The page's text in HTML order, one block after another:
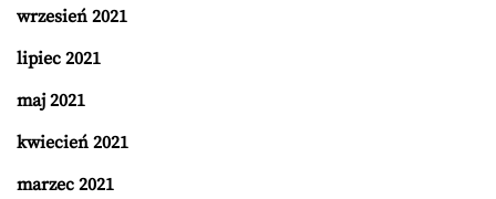
wrzesień 2021
lipiec 2021
maj 2021
kwiecień 2021
marzec 2021